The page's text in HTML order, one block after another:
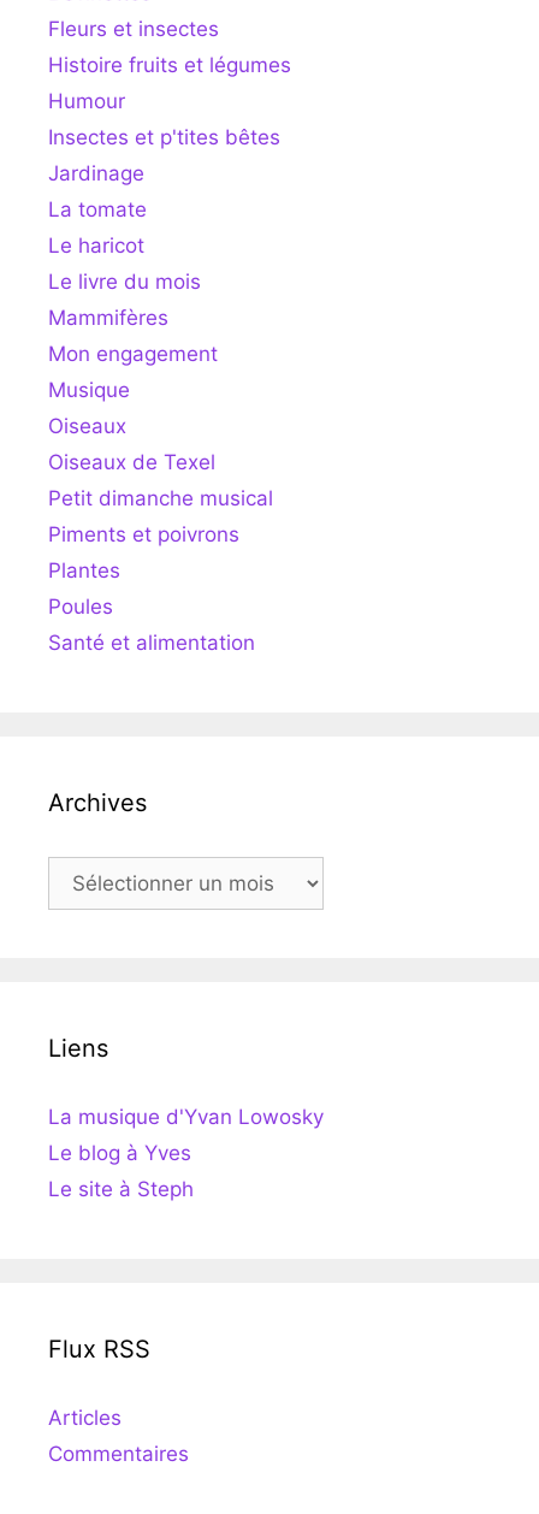
Fleurs et insectes
Histoire fruits et légumes
Humour
Insectes et p'tites bêtes
Jardinage
La tomate
Le haricot
Le livre du mois
Mammifères
Mon engagement
Musique
Oiseaux
Oiseaux de Texel
Petit dimanche musical
Piments et poivrons
Plantes
Poules
Santé et alimentation
Archives
Archives
Liens
La musique d'Yvan Lowosky
Le blog à Yves
Le site à Steph
Flux RSS
Articles
Commentaires